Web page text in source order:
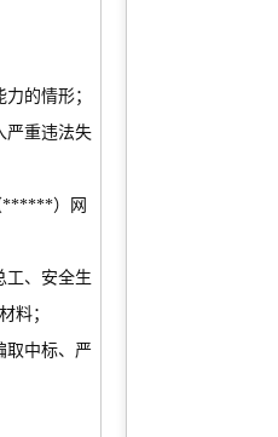
的情形；
严重违法失
******）网
工、安全生
料；
取中标、严